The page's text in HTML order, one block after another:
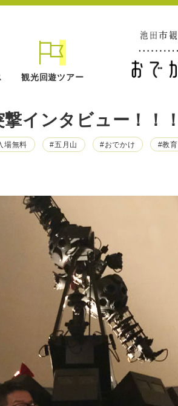
観光回遊ツアー
インタビュー！！！
場無料 #五月山 #おでかけ #教育